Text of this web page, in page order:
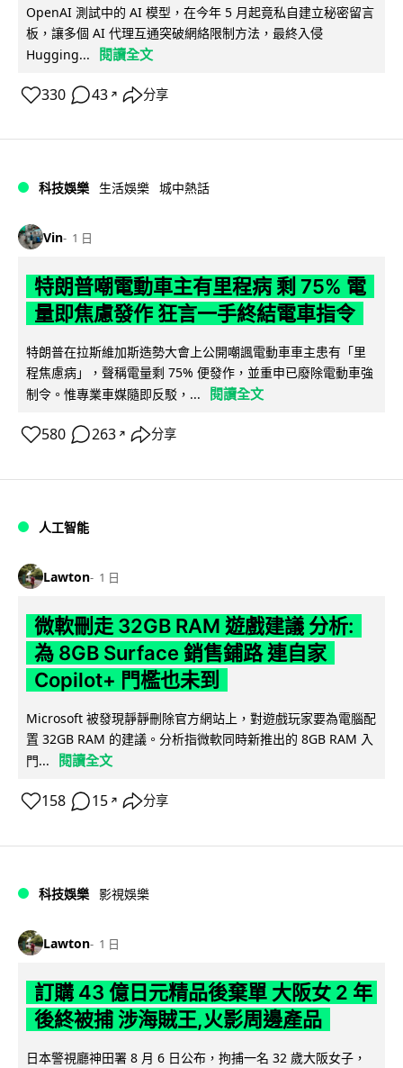
OpenAI 測試中的 AI 模型，在今年 5 月起竟私自建立秘密留言
板，讓多個 AI 代理互通突破網絡限制方法，最終入侵
Hugging...
閱讀全文
330 43 ↗ 分享
科技娛樂 生活娛樂 城中熱話
Vin 1 日
特朗普嘲電動車主有里程病 剩 75% 電
量即焦慮發作 狂言一手終結電車指令
特朗普在拉斯維加斯造勢大會上公開嘲諷電動車車主患有「里
程焦慮病」，聲稱電量剩 75% 便發作，並重申已廢除電動車強
制令。惟專業車媒隨即反駁，...
閱讀全文
580 263 ↗ 分享
人工智能
Lawton 1 日
微軟刪走 32GB RAM 遊戲建議 分析:
為 8GB Surface 銷售鋪路 連自家
Copilot+ 門檻也未到
Microsoft 被發現靜靜刪除官方網站上，對遊戲玩家要為電腦配
置 32GB RAM 的建議。分析指微軟同時新推出的 8GB RAM 入
門...
閱讀全文
158 15 ↗ 分享
科技娛樂 影視娛樂
Lawton 1 日
訂購 43 億日元精品後棄單 大阪女 2 年
後終被捕 涉海賊王,火影周邊產品
日本警視廳神田署 8 月 6 日公布，拘捕一名 32 歲大阪女子，